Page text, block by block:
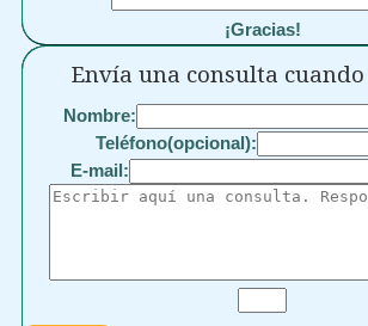
¡Gracias!
Envía una consulta
Nombre:
Teléfono(opcional):
E-mail: